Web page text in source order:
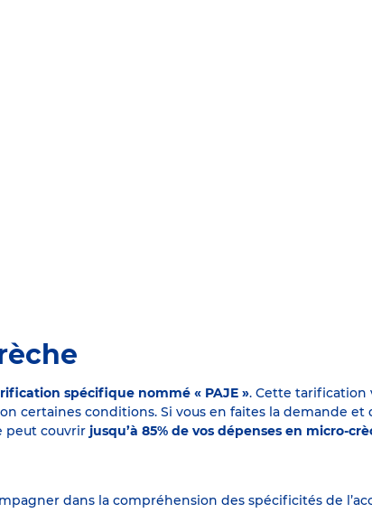
spécifique nommé « PAJE ». Cette tarification
certaines conditions. Si vous en faites la demande
peut couvrir jusqu’à 85% de vos dépenses en micro-
dans la compréhension des spécificités de